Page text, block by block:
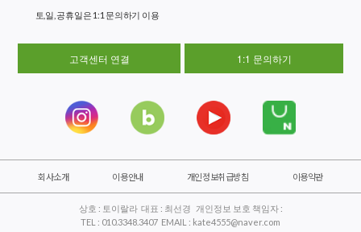
토,일, 공휴일은 1:1 문의하기 이용
고객센터 연결 1:1 문의하기
회사소개 이용안내 개인정보취급방침 이용약관
상호 : 토이랄라 대표 : 최선경 개인정보 보호 책임자 :
TEL : 010.3348.3407 EMAIL : kate4555@naver.com